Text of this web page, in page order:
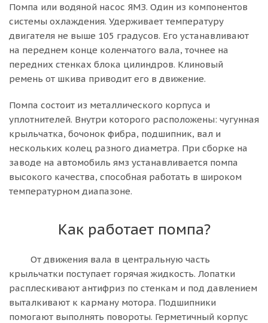
Помпа или водяной насос ЯМЗ. Один из компонентов
системы охлаждения. Удерживает температуру
двигателя не выше 105 градусов. Его устанавливают
на переднем конце коленчатого вала, точнее на
передних стенках блока цилиндров. Клиновый
ремень от шкива приводит его в движение.
Помпа состоит из металлического корпуса и
уплотнителей. Внутри которого расположены: чугунная
крыльчатка, бочонок фибра, подшипник, вал и
нескольких колец разного диаметра. При сборке на
заводе на автомобиль ямз устанавливается помпа
высокого качества, способная работать в широком
температурном диапазоне.
Как работает помпа?
От движения вала в центральную часть
крыльчатки поступает горячая жидкость. Лопатки
расплескивают антифриз по стенкам и под давлением
выталкивают к карману мотора. Подшипники
помогают выполнять повороты. Герметичный корпус